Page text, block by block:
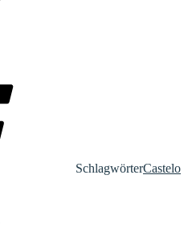
SchlagwörterCastelo